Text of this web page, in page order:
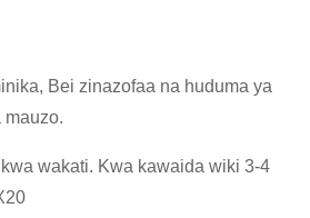
Bei zinazofaa na huduma ya
mauzo.
wakati. Kwa kawaida wiki 3-4